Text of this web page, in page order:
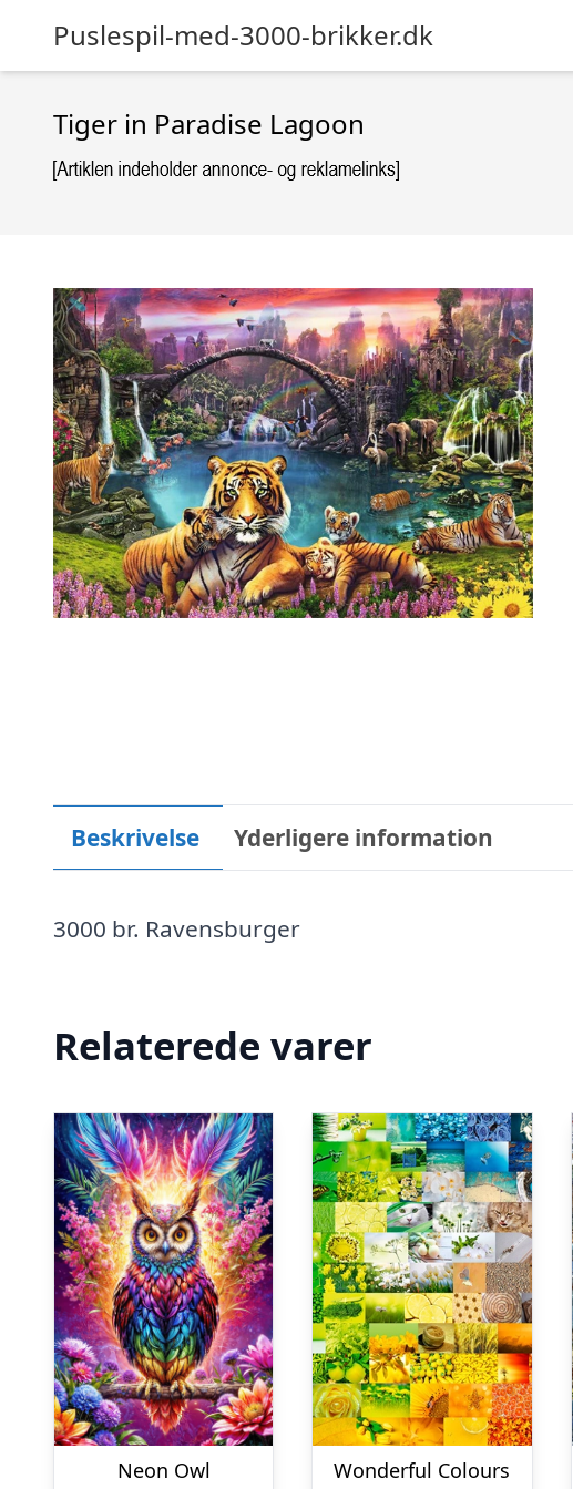
Puslespil-med-3000-brikker.dk
Tiger in Paradise Lagoon
Beskrivelse Yderligere information
3000 br. Ravensburger
Relaterede varer
Neon Owl Wonderful Colours